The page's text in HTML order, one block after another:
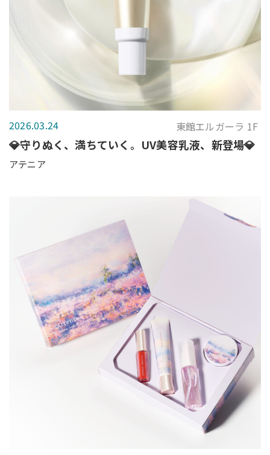
2026.03.24 東館エルガーラ 1F
💎守りぬく、満ちていく。UV美容乳液、新登場💎
アテニア